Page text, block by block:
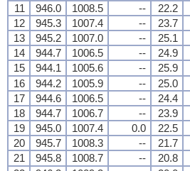
11
946.0 1008.5 -- 22.2
12
945.3 1007.4 -- 23.7
13
945.2 1007.0 -- 25.1
14
944.7 1006.5 -- 24.9
15
944.1 1005.6 -- 25.9
16
944.2 1005.9 -- 25.0
17
944.6 1006.5 -- 24.4
18
944.7 1006.7 -- 23.9
19
945.0 1007.4 0.0 22.5
20
945.7 1008.3 -- 21.7
21
945.8 1008.7 -- 20.8